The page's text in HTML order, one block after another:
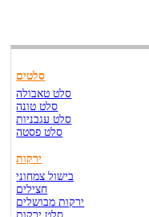
סלטים
סלט טאבולה
סלט טונה
סלט עגבניות
סלט פסטה
ירקות
בישול צמחוני
חצילים
ירקות מבושלים